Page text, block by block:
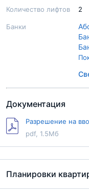
Количество лифтов 2
Банки
Документация
Разрешение на
pdf, 1.5Мб
Планировки